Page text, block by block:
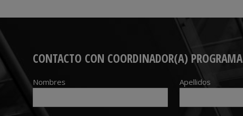
CONTACTO CON COORDINADOR(A) PROGRAMA
Nombres Apellidos